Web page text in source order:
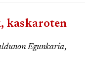
kaskaroten
Egunkaria,